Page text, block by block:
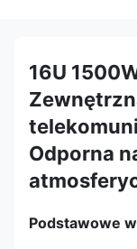
16U
Odporna
Podstawowe